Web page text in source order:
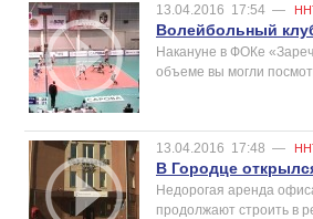
13.04.2016 17:54 —
Волейбольный
Накануне в ФОКе
объеме вы могли
13.04.2016 17:48 —
В Городце
Недорогая аренда
продолжают строить в